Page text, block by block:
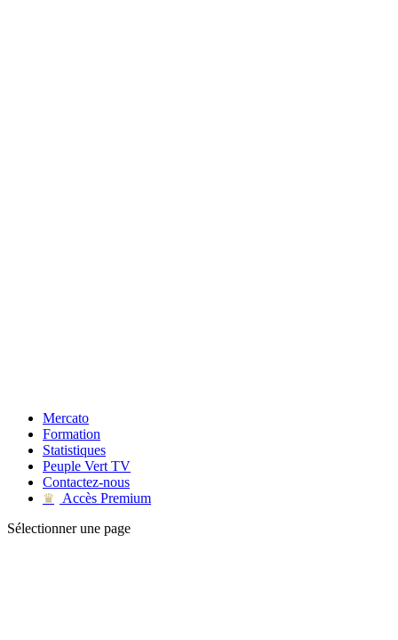
Mercato
Formation
Statistiques
Peuple Vert TV
Contactez-nous
♛
Accès Premium
Sélectionner une page